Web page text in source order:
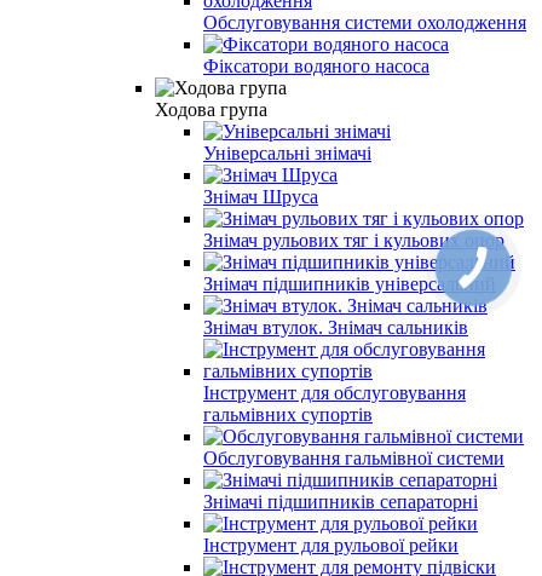
Обслуговування системи охолодження
Фіксатори водяного насоса
Ходова група
Універсальні знімачі
Знімач Шруса
Знімач рульових тяг і кульових опор
Знімач підшипників універсальний
Знімач втулок. Знімач сальників
Інструмент для обслуговування
гальмівних супортів
Обслуговування гальмівної системи
Знімачі підшипників сепараторні
Інструмент для рульової рейки